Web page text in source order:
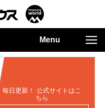
Menu
毎日更新！ 公式サイトはこ
ちら